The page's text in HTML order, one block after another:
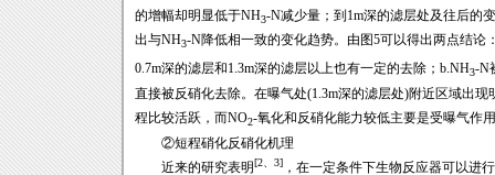
的增幅却明显低于NH3-N减少量；到1m深的滤层处及往后的
出与NH3-N降低相一致的变化趋势。由图5可以得出两点结论
0.7m深的滤层和1.3m深的滤层以上也有一定的去除；b.NH3-N
直接被反硝化去除。在曝气处(1.3m深的滤层处)附近区域出现
程比较活跃，而NO2-氧化和反硝化能力较低主要是受曝气作
②短程硝化反硝化机理
近来的研究表明[2、3] ，在一定条件下生物反应器可以进